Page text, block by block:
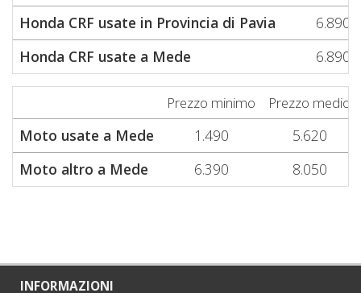
Honda CRF usate in Provincia di Pavia
6.890
Honda CRF usate a Mede
6.890
Prezzo minimo Prezzo medio
Moto usate a Mede 1.490
5.620
Moto altro a Mede
6.390 8.050
INFORMAZIONI